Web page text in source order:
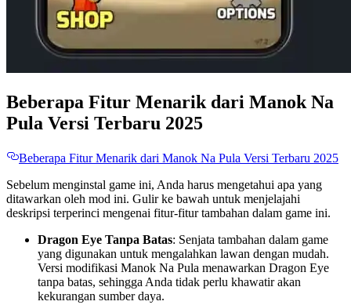
Beberapa Fitur Menarik dari Manok Na
Pula Versi Terbaru 2025
Beberapa Fitur Menarik dari Manok Na Pula Versi Terbaru 2025
Sebelum menginstal game ini, Anda harus mengetahui apa yang
ditawarkan oleh mod ini. Gulir ke bawah untuk menjelajahi
deskripsi terperinci mengenai fitur-fitur tambahan dalam game ini.
Dragon Eye Tanpa Batas: Senjata tambahan dalam game
yang digunakan untuk mengalahkan lawan dengan mudah.
Versi modifikasi Manok Na Pula menawarkan Dragon Eye
tanpa batas, sehingga Anda tidak perlu khawatir akan
kekurangan sumber daya.